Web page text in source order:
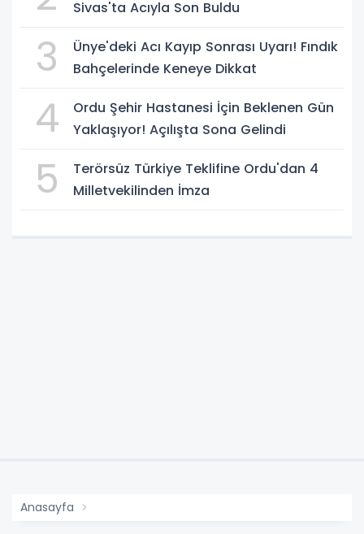
Sivas'ta Acıyla Son Buldu
3
Ünye'deki Acı Kayıp Sonrası Uyarı! Fındık
Bahçelerinde Keneye Dikkat
4
Ordu Şehir Hastanesi İçin Beklenen Gün
Yaklaşıyor! Açılışta Sona Gelindi
5
Terörsüz Türkiye Teklifine Ordu'dan 4
Milletvekilinden İmza
Anasayfa